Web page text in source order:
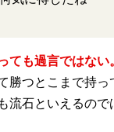
ても過言ではない
勝つとこまで持っ
流石といえるので